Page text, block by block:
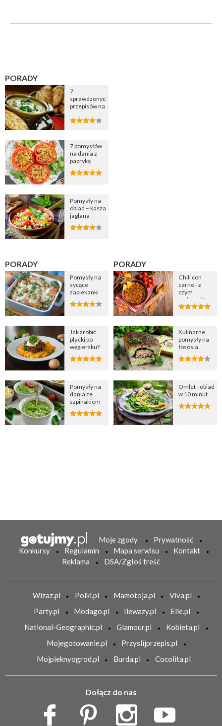
PORADY
7
sprawdzonych
przepisów na
cebulową
7 pomysłów
na dania z
papryką
Pomysły na
obiad – kasza
jaglana
PORADY
Pomysły na
sycące
zapiekanki
Jak zrobić
placki po
węgiersku?
Pomysły na
dania ze
szpinakiem
PORADY
Chili con
carne - z
czym
podawać?
Kulinarne
pomysły na
łososia
Omlet - obiad
w 10 minut
Moje zgody
Prywatność
Konkursy
Regulamin Mapa serwisu
Kontakt
Reklama
DSA/Zgłoś treść
Wizaz.pl Polki.pl Mamotoja.pl
Viva.pl
Party.pl
Modago.pl Ilewazy.pl
Elle.pl
National-Geographic.pl
Glamour.pl
Kobieta.pl
Mojegotowanie.pl
Przyslijprzepis.pl
Mojpieknyogrod.pl
Burda.pl Cocolita.pl
Dołącz do nas